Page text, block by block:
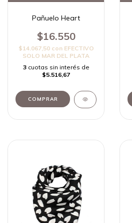
Pañuelo Heart
$16.550
$14.067,50 con EFECTIVO
SOLO MAR DEL PLATA
3 cuotas sin interés de
$5.516,67